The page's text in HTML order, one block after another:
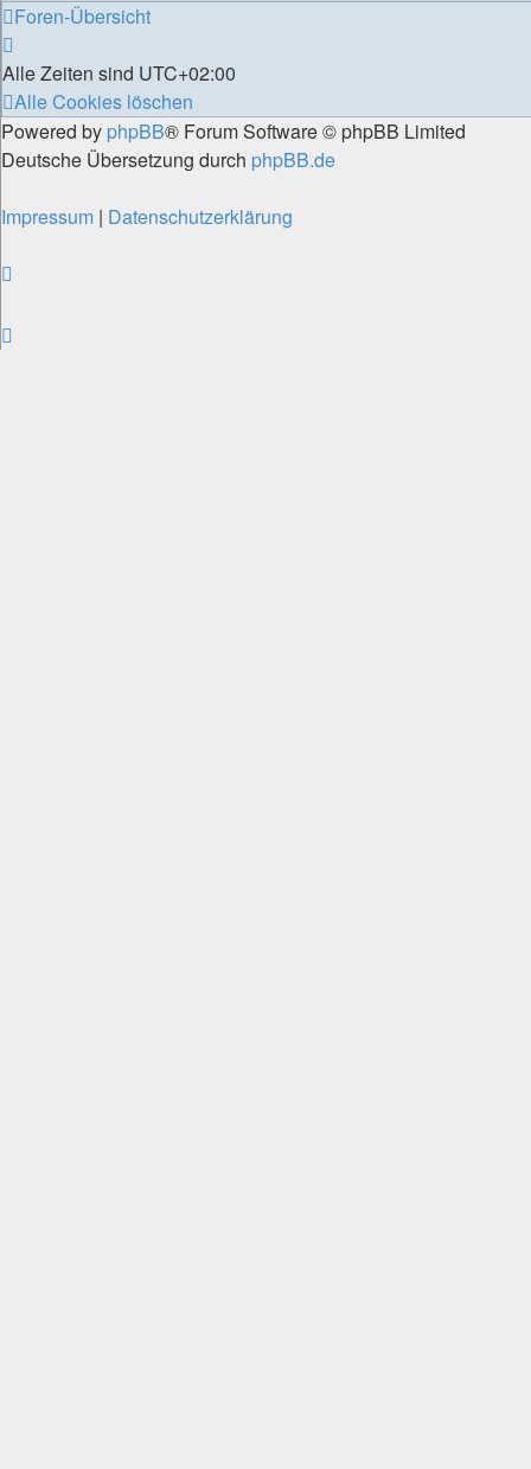
Foren-Übersicht
Alle Zeiten sind UTC+02:00
Alle Cookies löschen
Powered by phpBB® Forum Software © phpBB Limited
Deutsche Übersetzung durch phpBB.de
Impressum | Datenschutzerklärung